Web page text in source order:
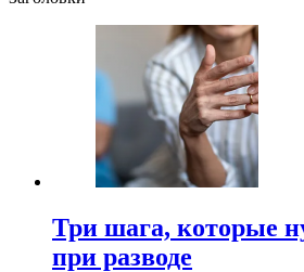
Три шага, которые
при разводе